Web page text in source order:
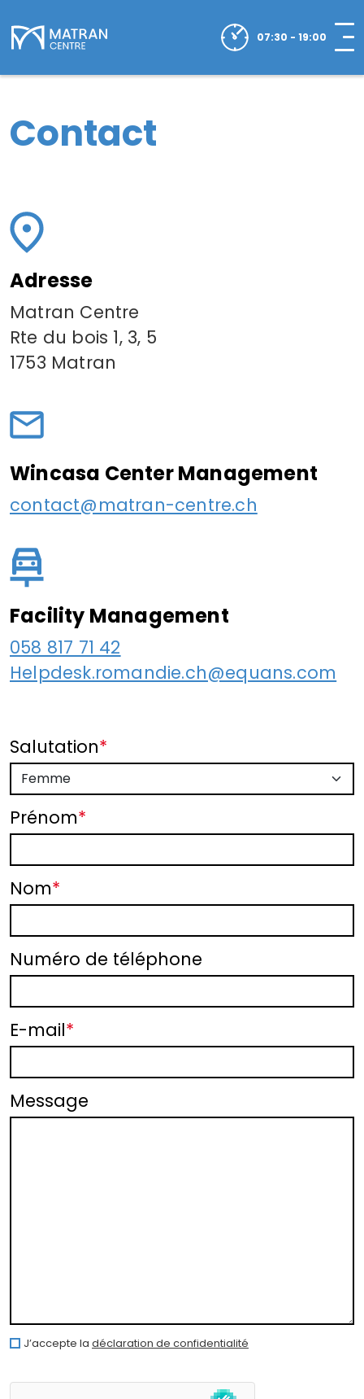
07:30 - 19:00
Contact
Adresse
Matran Centre
Rte du bois 1, 3, 5
1753 Matran
Wincasa Center Management
contact@matran-centre.ch
Facility Management
058 817 71 42
Helpdesk.romandie.ch@equans.com
Salutation*
Prénom*
Nom*
Numéro de téléphone
E-mail*
Message
J’accepte la déclaration de confidentialité